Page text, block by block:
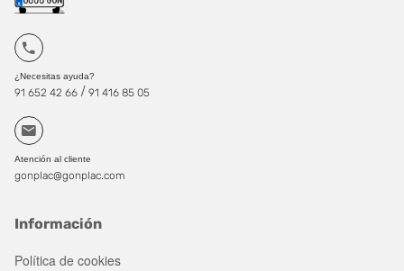
¿Necesitas ayuda?
91 652 42 66 / 91 416 85 05
Atención al cliente
gonplac@gonplac.com
Información
Política de cookies